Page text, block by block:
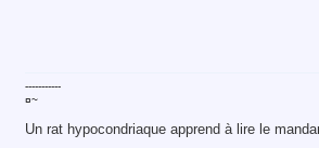
-----------
¤~
Un rat hypocondriaque apprend à lire le